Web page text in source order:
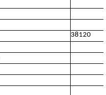
38120